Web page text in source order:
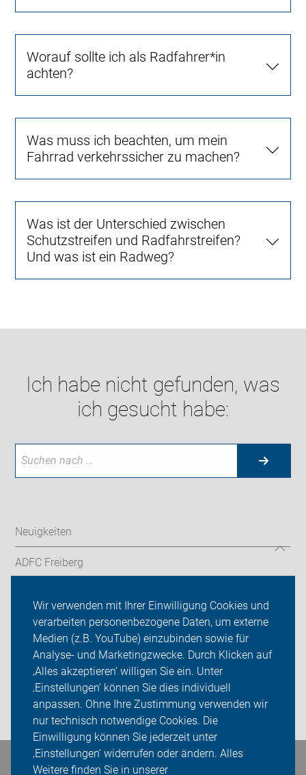
Wir verwenden mit Ihrer Einwilligung Cookies und
verarbeiten personenbezogene Daten, um externe
Medien (z.B. YouTube) einzubinden sowie für
Analyse- und Marketingzwecke. Durch Klicken auf
‚Alles akzeptieren‘ willigen Sie ein. Unter
‚Einstellungen‘ können Sie dies individuell
anpassen. Ohne Ihre Zustimmung verwenden wir
nur technisch notwendige Cookies. Die
Einwilligung können Sie jederzeit unter
‚Einstellungen‘ widerrufen oder ändern. Alles
Weitere finden Sie in unserer
Worauf sollte ich als Radfahrer*in
achten?
Was muss ich beachten, um mein
Fahrrad verkehrssicher zu machen?
Was ist der Unterschied zwischen
Schutzstreifen und Radfahrstreifen?
Und was ist ein Radweg?
Ich habe nicht gefunden, was
ich gesucht habe:
Neuigkeiten
ADFC Freiberg
Tourenvorschläge
Sei dabei
Presse
Login
Bleiben Sie in Kontakt